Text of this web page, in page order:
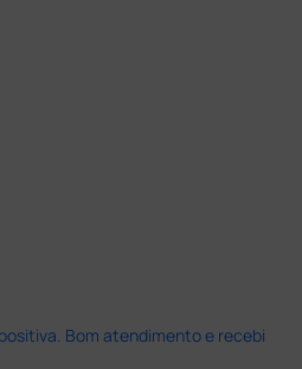
Bom atendimento e recebi